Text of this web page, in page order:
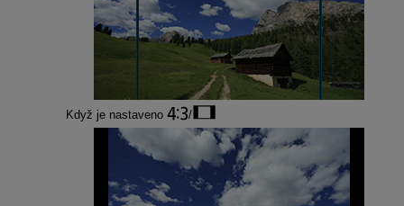
Když je nastaveno /